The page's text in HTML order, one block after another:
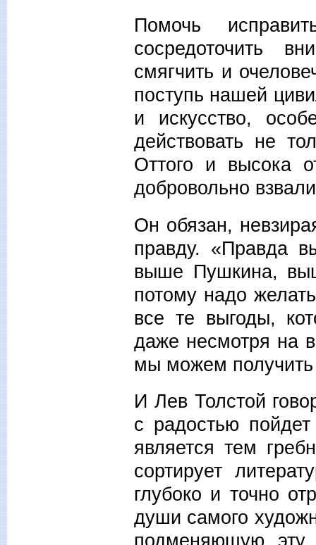
Помочь
сосредоточить
смягчить и
поступь нашей
и искусство,
действовать не
Оттого и высока
добровольно
Он обязан,
правду. «Правда
выше Пушкина,
потому надо
все те выгоды,
даже несмотря на
мы можем получить
И Лев Толстой
с радостью
является тем
сортирует
глубоко и точно
души самого
подменяющую эту